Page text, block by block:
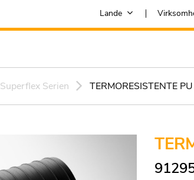
Lande
Superflex Serien TERMORESISTENTE